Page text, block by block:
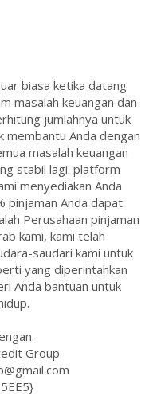
biasa ketika datang
masalah keuangan dan
jumlahnya untuk
membantu Anda dengan
masalah keuangan
stabil lagi. platform
menyediakan Anda
pinjaman Anda dapat
Perusahaan pinjaman
kami, kami telah
saudari kami untuk
yang diperintahkan
Anda bantuan untuk
Group